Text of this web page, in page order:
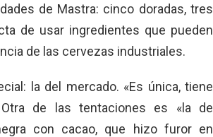
de Mastra: cinco doradas, tres
de usar ingredientes que pueden
de las cervezas industriales.
la del mercado. «Es única, tiene
Otra de las tentaciones es «la de
con cacao, que hizo furor en